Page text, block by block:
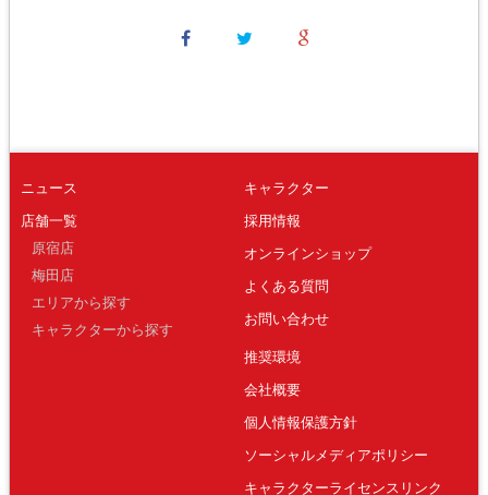
ニュース
店舗一覧
原宿店
梅田店
エリアから探す
キャラクターから探す
キャラクター
採用情報
オンラインショップ
よくある質問
お問い合わせ
推奨環境
会社概要
個人情報保護方針
ソーシャルメディアポリシー
キャラクターライセンスリンク